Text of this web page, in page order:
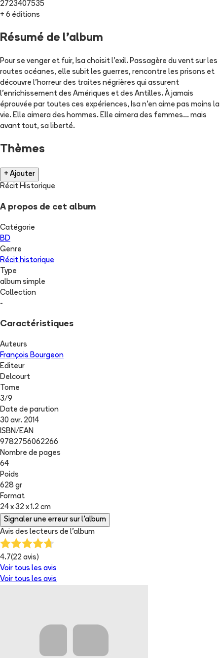
2723407535
+ 6 éditions
Résumé de l'album
Pour se venger et fuir, Isa choisit l'exil. Passagère du vent sur les
routes océanes, elle subit les guerres, rencontre les prisons et
découvre l'horreur des traites négrières qui assurent
l'enrichissement des Amériques et des Antilles. À jamais
éprouvée par toutes ces expériences, Isa n'en aime pas moins la
vie. Elle aimera des hommes. Elle aimera des femmes... mais
avant tout, sa liberté.
Thèmes
+ Ajouter
Récit Historique
A propos de cet album
Catégorie
BD
Genre
Récit historique
Type
album simple
Collection
-
Caractéristiques
Auteurs
François Bourgeon
Editeur
Delcourt
Tome
3/9
Date de parution
30 avr. 2014
ISBN/EAN
9782756062266
Nombre de pages
64
Poids
628 gr
Format
24 x 32 x 1.2 cm
Signaler une erreur sur l'album
Avis des lecteurs de l'album
4.7(22 avis)
Voir tous les avis
Voir tous les avis